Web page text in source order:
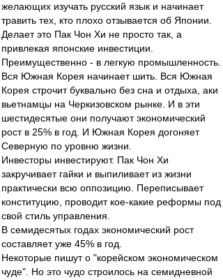
желающих изучать русский язык и начинает
травить тех, кто плохо отзывается об Японии.
Делает это Пак Чон Хи не просто так, а
привлекая японские инвестиции.
Преимущественно - в легкую промышленность.
Вся Южная Корея начинает шить. Вся Южная
Корея строчит буквально без сна и отдыха, аки
вьетнамцы на Черкизовском рынке. И в эти
шестидесятые они получают экономический
рост в 25% в год. И Южная Корея догоняет
Северную по уровню жизни.
Инвесторы инвестируют. Пак Чон Хи
закручивает гайки и выпиливает из жизни
практически всю оппозицию. Переписывает
конституцию, проводит кое-какие реформы под
свой стиль управления.
В семидесятых годах экономический рост
составляет уже 45% в год.
Некоторые пишут о "корейском экономическом
чуде". Но это чудо строилось на семидневной